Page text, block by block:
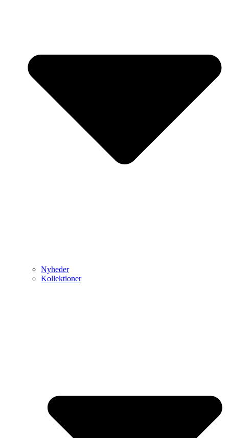
Nyheder
Kollektioner